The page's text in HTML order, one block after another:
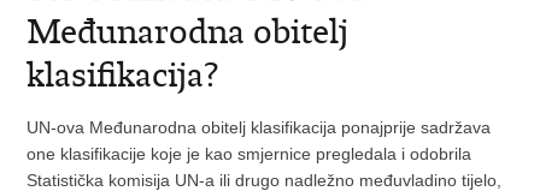
Međunarodna obitelj
klasifikacija?
UN-ova Međunarodna obitelj klasifikacija ponajprije sadržava
one klasifikacije koje je kao smjernice pregledala i odobrila
Statistička komisija UN-a ili drugo nadležno međuvladino tijelo,